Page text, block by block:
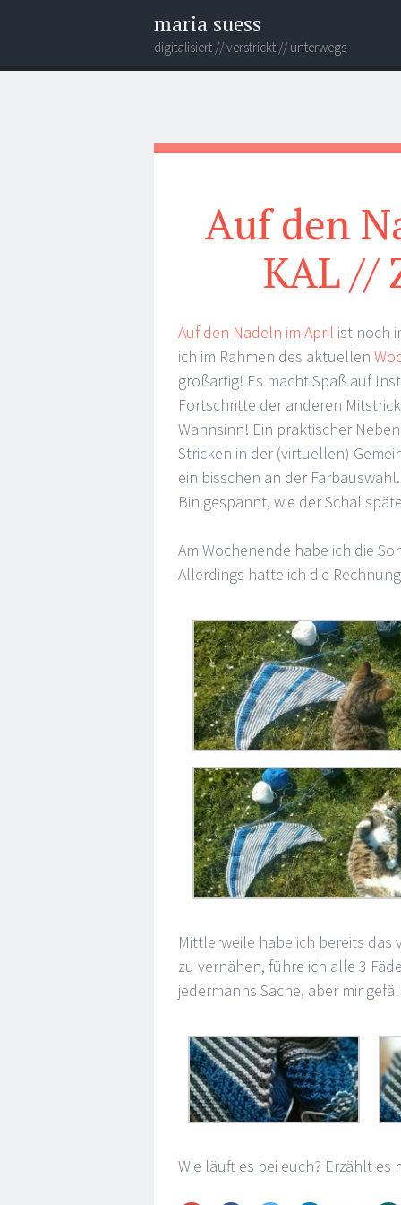
maria suess
digitalisiert // verstrickt // unterwegs
Menü
Widgets
Verweise
Suchen
Auf den
KAL //
Auf den Nadeln im April ist noch
ich im Rahmen des aktuellen
großartig! Es macht Spaß auf
Fortschritte der anderen
Wahnsinn! Ein praktischer
Stricken in der (virtuellen)
ein bisschen an der
Bin gespannt, wie der Schal
Am Wochenende habe ich die
Allerdings hatte ich die
Mittlerweile habe ich bereits das
zu vernähen, führe ich alle 3
jedermanns Sache, aber mir
Wie läuft es bei euch? Erzählt es